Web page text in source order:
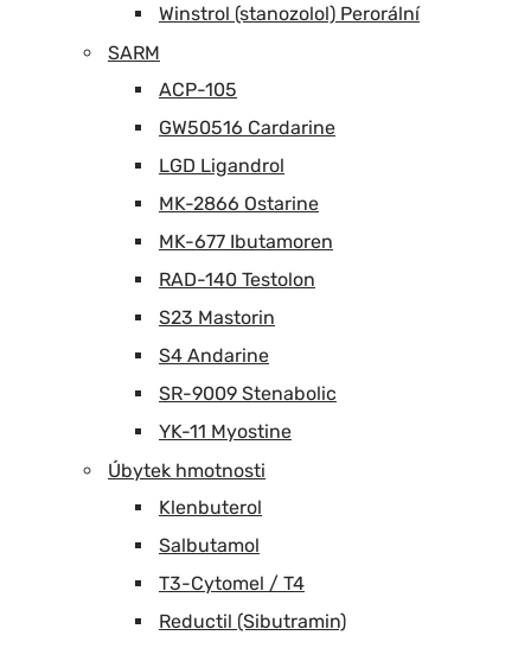
Winstrol (stanozolol) Perorální
SARM
ACP-105
GW50516 Cardarine
LGD Ligandrol
MK-2866 Ostarine
MK-677 Ibutamoren
RAD-140 Testolon
S23 Mastorin
S4 Andarine
SR-9009 Stenabolic
YK-11 Myostine
Úbytek hmotnosti
Klenbuterol
Salbutamol
T3-Cytomel / T4
Reductil (Sibutramin)